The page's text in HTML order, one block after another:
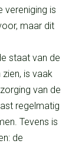
vereniging is
maar dit
staat van de
is vaak
van de
regelmatig
Tevens is
de